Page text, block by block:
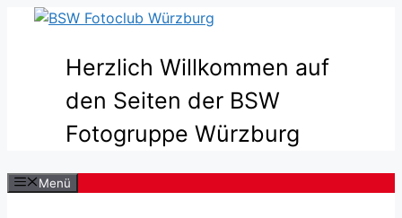
Zum
Herzlich Willkommen auf
den Seiten der BSW
Fotogruppe Würzburg
Menü